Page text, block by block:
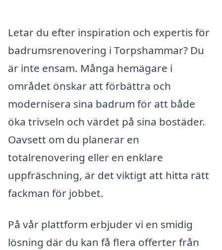
Letar du efter inspiration och expertis för
badrumsrenovering i Torpshammar? Du
är inte ensam. Många hemägare i
området önskar att förbättra och
modernisera sina badrum för att både
öka trivseln och värdet på sina bostäder.
Oavsett om du planerar en
totalrenovering eller en enklare
uppfräschning, är det viktigt att hitta rätt
fackman för jobbet.
På vår plattform erbjuder vi en smidig
lösning där du kan få flera offerter från